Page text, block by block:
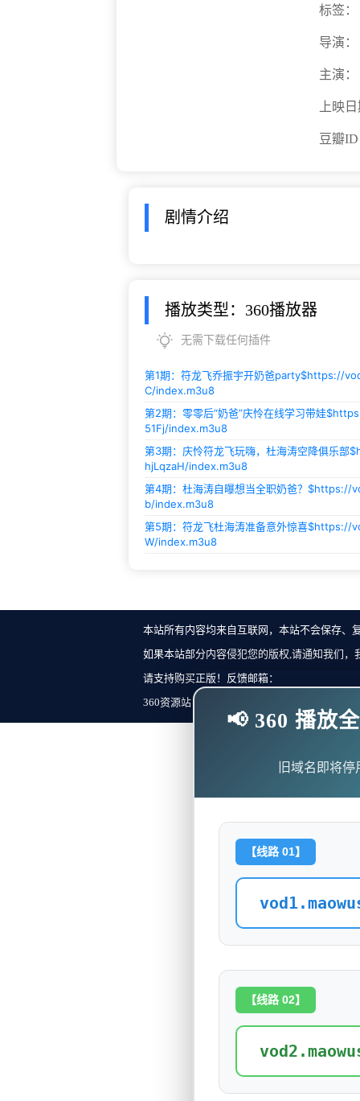
标签：
导演：
主演：
上映
豆瓣
剧情介绍
播放类型：360播放器
无需下载任何插件
第1期：符龙飞乔振宇开奶爸party$https://
C/index.m3u8
第2期：零零后“奶爸”庆怜在线学习带娃$
51Fj/index.m3u8
第3期：庆怜符龙飞玩嗨，杜海涛空降俱乐部$
hjLqzaH/index.m3u8
第4期：杜海涛自曝想当全职奶爸？$https://
b/index.m3u8
第5期：符龙飞杜海涛准备意外惊喜$https://
W/index.m3u8
本站所有内容均来自互联网，本站不会保存、
如果本站部分内容侵犯您的版权,请通知我们
请支持购买正版！反馈邮箱：
360资源站 Copyright ©2018-2023 All Rights
📢 360 播放
旧域名即将
【线路 01】
【线路 02】